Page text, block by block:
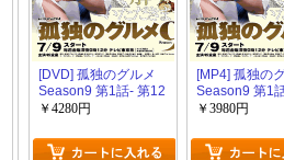
[DVD] 孤独のグルメ
Season9 第1話- 第12
話
￥4280円
[MP4] 孤独の
Season9 第1
話（10.4）
￥3980円